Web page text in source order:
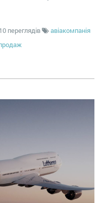
переглядів
авіакомпанія